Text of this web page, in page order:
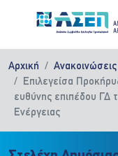
Αρχική
Ανακοινώσεις
Επιλεγείσα
ευθύνης επιπέδου ΓΔ
Ενέργειας